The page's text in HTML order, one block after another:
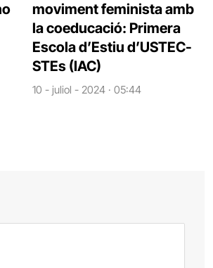
moviment feminista amb
la coeducació: Primera
Escola d’Estiu d’USTEC-
STEs (IAC)
10 - juliol - 2024 · 05:44